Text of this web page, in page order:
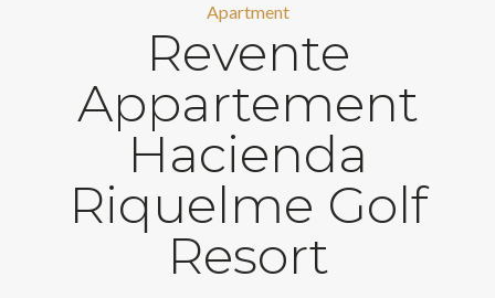
Apartment
Revente
Appartement
Hacienda
Riquelme Golf
Resort